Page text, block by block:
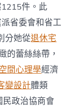
件。此
省委會和省工
分她從退休宅
的蕾絲絲帶，
間心理學經濟
變設計體類
政治協商會